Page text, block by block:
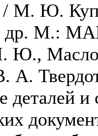
/ М. Ю.
др. М.:
Ю.,
А.
деталей и